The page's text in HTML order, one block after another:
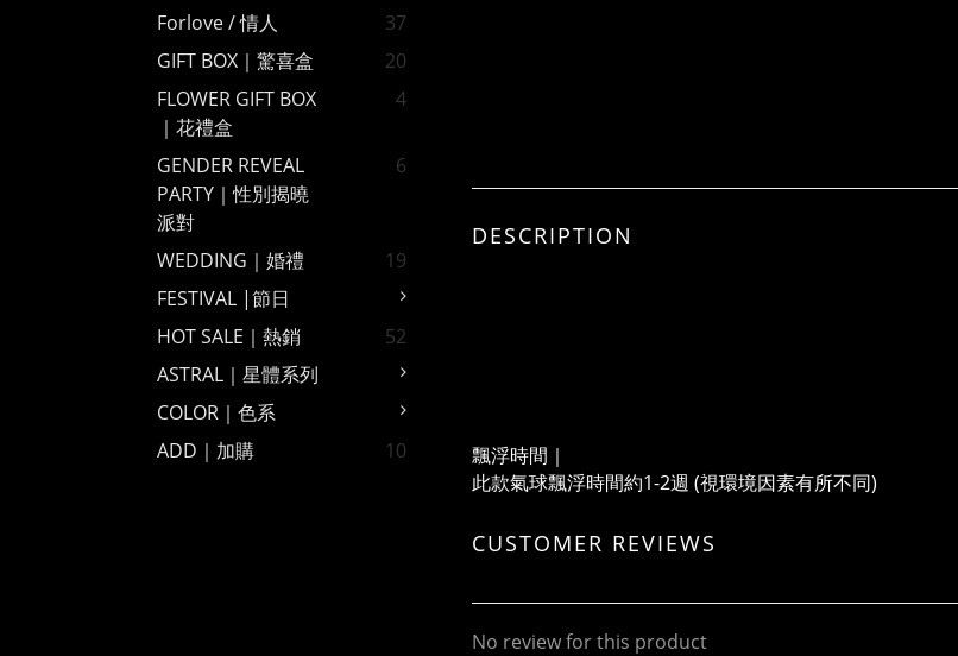
Forlove / 情人
37
GIFT BOX｜驚喜盒
20
FLOWER GIFT BOX
｜花禮盒
4
GENDER REVEAL
PARTY｜性別揭曉
派對
6
WEDDING｜婚禮
19
FESTIVAL |節日
HOT SALE｜熱銷
52
ASTRAL｜星體系列
COLOR｜色系
ADD｜加購
10
DESCRIPTION
飄浮時間｜
此款氣球飄浮時間約1-2週 (視環境因素有所不同)
CUSTOMER REVIEWS
No review for this product